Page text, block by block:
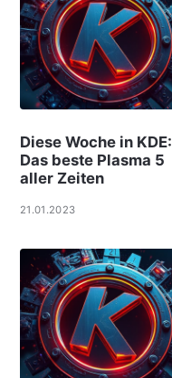
Diese Woche in KDE:
Das beste Plasma 5
aller Zeiten
21.01.2023